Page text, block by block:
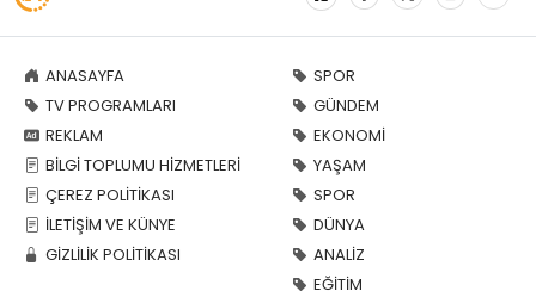
ANASAYFA
TV PROGRAMLARI
REKLAM
BİLGİ TOPLUMU HİZMETLERİ
ÇEREZ POLİTİKASI
İLETİŞİM VE KÜNYE
GİZLİLİK POLİTİKASI
SPOR
GÜNDEM
EKONOMİ
YAŞAM
SPOR
DÜNYA
ANALİZ
EĞİTİM